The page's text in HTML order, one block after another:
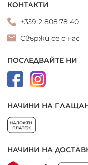
КОНТАКТИ
+359 2 808 78 40
Свържи се с нас
ПОСЛЕДВАЙТЕ НИ
НАЧИНИ НА
НАЧИНИ НА